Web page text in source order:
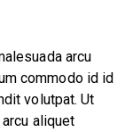
arcu
commodo id id
volutpat. Ut
aliquet